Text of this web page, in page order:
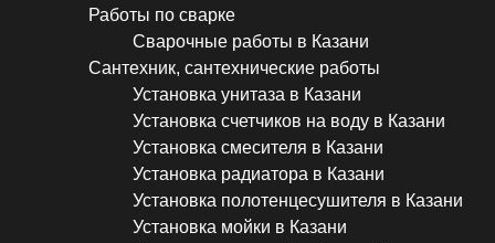
Работы по сварке
Сварочные работы в Казани
Сантехник, сантехнические работы
Установка унитаза в Казани
Установка счетчиков на воду в Казани
Установка смесителя в Казани
Установка радиатора в Казани
Установка полотенцесушителя в Казани
Установка мойки в Казани